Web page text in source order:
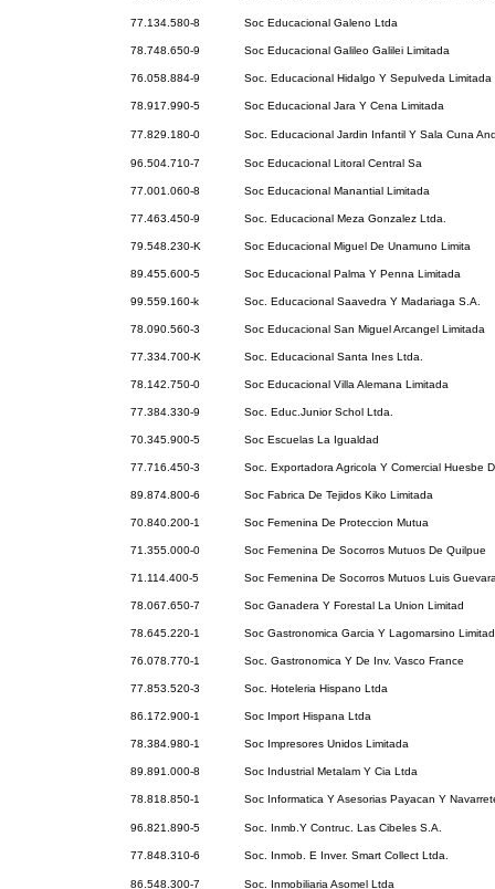
77.134.580-8 Soc Educacional Galeno Ltda
78.748.650-9 Soc Educacional Galileo Galilei Limitada
76.058.884-9 Soc. Educacional Hidalgo Y Sepulveda Limitada
78.917.990-5 Soc Educacional Jara Y Cena Limitada
77.829.180-0 Soc. Educacional Jardin Infantil Y Sala Cuna
96.504.710-7 Soc Educacional Litoral Central Sa
77.001.060-8 Soc Educacional Manantial Limitada
77.463.450-9 Soc. Educacional Meza Gonzalez Ltda.
79.548.230-K Soc Educacional Miguel De Unamuno Limita
89.455.600-5 Soc Educacional Palma Y Penna Limitada
99.559.160-k Soc. Educacional Saavedra Y Madariaga S.A.
78.090.560-3 Soc Educacional San Miguel Arcangel Limitada
77.334.700-K Soc. Educacional Santa Ines Ltda.
78.142.750-0 Soc Educacional Villa Alemana Limitada
77.384.330-9 Soc. Educ.Junior Schol Ltda.
70.345.900-5 Soc Escuelas La Igualdad
77.716.450-3 Soc. Exportadora Agricola Y Comercial Huesbe
89.874.800-6 Soc Fabrica De Tejidos Kiko Limitada
70.840.200-1 Soc Femenina De Proteccion Mutua
71.355.000-0 Soc Femenina De Socorros Mutuos De Quilpue
71.114.400-5 Soc Femenina De Socorros Mutuos Luis
78.067.650-7 Soc Ganadera Y Forestal La Union Limitad
78.645.220-1 Soc Gastronomica Garcia Y Lagomarsino
76.078.770-1 Soc. Gastronomica Y De Inv. Vasco France
77.853.520-3 Soc. Hoteleria Hispano Ltda
86.172.900-1 Soc Import Hispana Ltda
78.384.980-1 Soc Impresores Unidos Limitada
89.891.000-8 Soc Industrial Metalam Y Cia Ltda
78.818.850-1 Soc Informatica Y Asesorias Payacan Y
96.821.890-5 Soc. Inmb.Y Contruc. Las Cibeles S.A.
77.848.310-6 Soc. Inmob. E Inver. Smart Collect Ltda.
86.548.300-7 Soc. Inmobiliaria Asomel Ltda